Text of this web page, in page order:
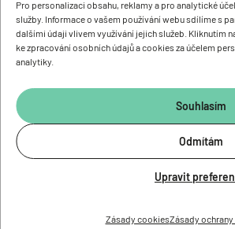
Pro personalizaci obsahu, reklamy a pro analytické
služby. Informace o vašem používání webu sdílíme s
dalšími údaji vlivem využívání jejich služeb. Kliknutím
ke zpracování osobních údajů a cookies za účelem
analytiky.
Souhlasím
Odmítám
Upravit
Zásady cookiesZásady
O ÚSTAVU
Základní informace
Vedení a struktura
Povinně zveřejňované informace